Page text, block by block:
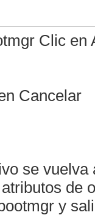
Clic en
Cancelar
se vuelva
de
y